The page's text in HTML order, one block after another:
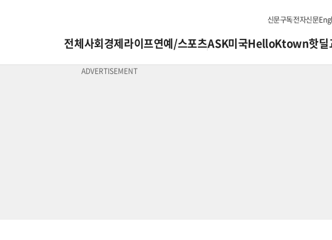
신문구독전자신문
전체사회경제라이프연예/스포츠ASK미국HelloKtown핫딜